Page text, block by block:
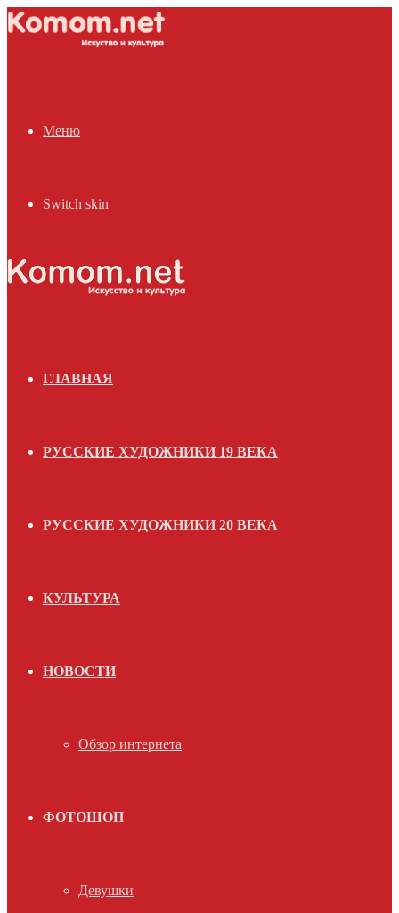
Меню
Switch skin
ГЛАВНАЯ
РУССКИЕ ХУДОЖНИКИ 19 ВЕКА
РУССКИЕ ХУДОЖНИКИ 20 ВЕКА
КУЛЬТУРА
НОВОСТИ
Обзор интернета
ФОТОШОП
Девушки